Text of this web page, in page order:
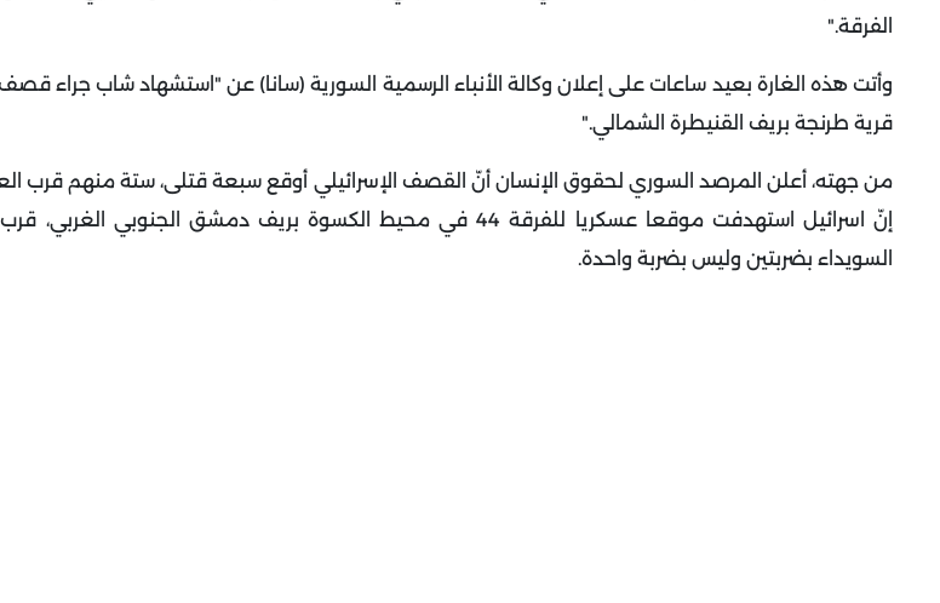
الفرقة".
وأتت هذه الغارة بعيد ساعات على إعلان وكالة الأنباء الرسمية السورية (سانا) عن "استشهاد شاب جراء قصف
قرية طرنجة بريف القنيطرة الشمالي".
من جهته، أعلن المرصد السوري لحقوق الإنسان أنّ القصف الإسرائيلي أوقع سبعة قتلى، ستة منهم قرب
إنّ اسرائيل استهدفت موقعا عسكريا للفرقة 44 في محيط الكسوة بريف دمشق
السويداء بضربتين وليس بضربة واحدة.